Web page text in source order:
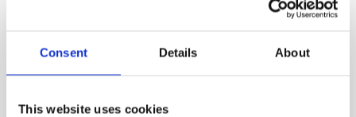
Consent Details About
This website uses cookies
Effektivitet (lm/W)
Spänning (V)